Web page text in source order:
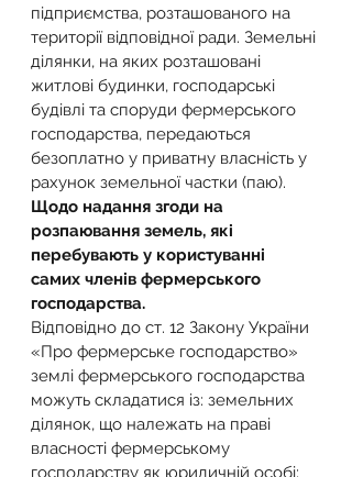
підприємства, розташованого на
території відповідної ради. Земельні
ділянки, на яких розташовані
житлові будинки, господарські
будівлі та споруди фермерського
господарства, передаються
безоплатно у приватну власність у
рахунок земельної частки (паю).
Щодо надання згоди на
розпаювання земель, які
перебувають у користуванні
самих членів фермерського
господарства.
Відповідно до ст. 12 Закону України
«Про фермерське господарство»
землі фермерського господарства
можуть складатися із: земельних
ділянок, що належать на праві
власності фермерському
господарству як юридичній особі;